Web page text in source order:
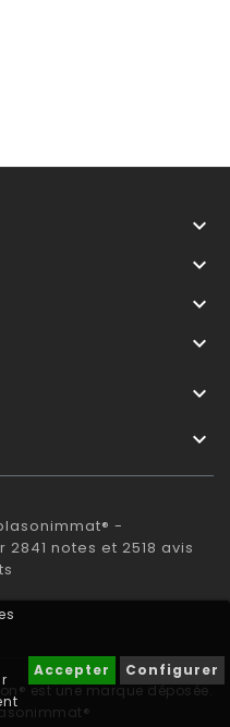
Accepter Configurer






-
2841 notes et 2518 avis
est une marque déposée.